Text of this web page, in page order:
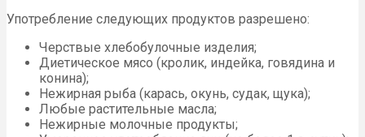
Употребление следующих продуктов разрешено:
Черствые хлебобулочные изделия;
Диетическое мясо (кролик, индейка, говядина и
конина);
Нежирная рыба (карась, окунь, судак, щука);
Любые растительные масла;
Нежирные молочные продукты;